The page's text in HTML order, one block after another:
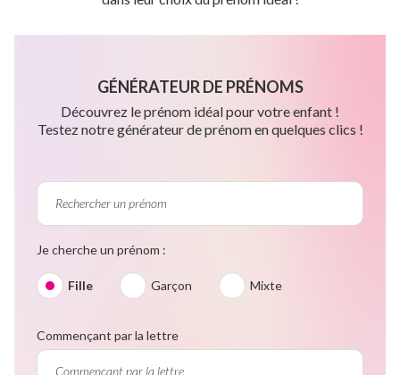
GÉNÉRATEUR DE PRÉNOMS
Découvrez le prénom idéal pour votre enfant !
Testez notre générateur de prénom en quelques clics !
Je cherche un prénom :
Fille Garçon Mixte
Commençant par la lettre